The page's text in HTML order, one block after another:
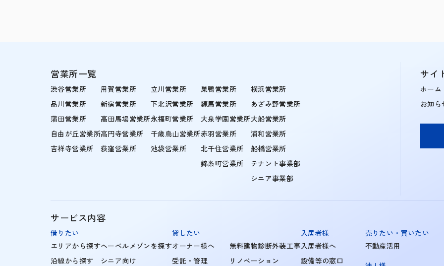
営業所一覧
渋谷営業所
品川営業所
蒲田営業所
自由が丘営業所
吉祥寺営業所
用賀営業所
新宿営業所
高田馬場営業所
高円寺営業所
荻窪営業所
立川営業所
下北沢営業所
永福町営業所
千歳烏山営業所
池袋営業所
巣鴨営業所
練馬営業所
大泉学園営業所
赤羽営業所
北千住営業所
錦糸町営業所
横浜営業所
あざみ野営業所
大船営業所
浦和営業所
船橋営業所
テナント事業部
シニア事業部
サイ
ホーム
お知ら
サービス内容
借りたい
エリアから探す
沿線から探す
ヘーベルメゾンを探す
シニア向け
貸したい
オーナー様へ
受託・管理
無料建物診断外装工事
リノベーション
入居者様
入居者様へ
設備等の窓口
売りたい・買いたい
不動産活用